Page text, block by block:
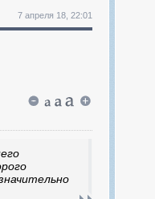
7 апреля 18, 22:01